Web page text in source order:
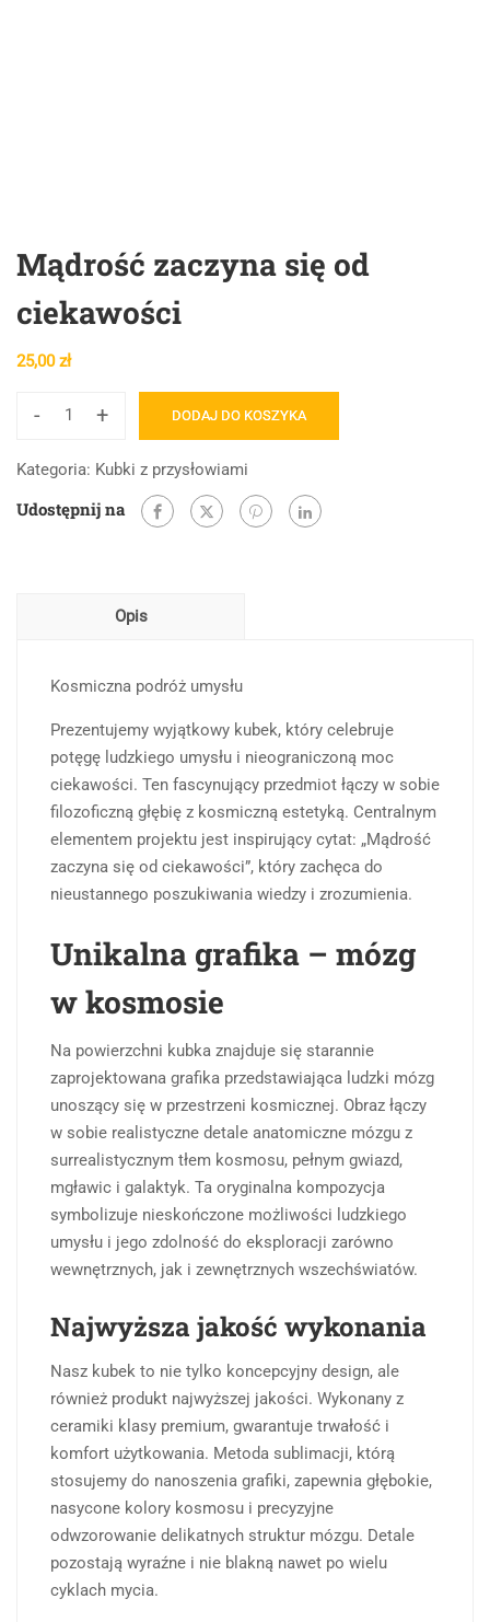
Mądrość zaczyna się od
ciekawości
25,00zł
-
ilość
się
+ DODAJ DO KOSZYKA
Kategoria: Kubki z przysłowiami
Udostępnij na
Opis
Kosmiczna podróż umysłu
Prezentujemy wyjątkowy kubek, który celebruje
potęgę ludzkiego umysłu i nieograniczoną moc
ciekawości. Ten fascynujący przedmiot łączy w sobie
filozoficzną głębię z kosmiczną estetyką. Centralnym
elementem projektu jest inspirujący cytat: „Mądrość
zaczyna się od ciekawości”, który zachęca do
nieustannego poszukiwania wiedzy i zrozumienia.
Unikalna grafika – mózg
w kosmosie
Na powierzchni kubka znajduje się starannie
zaprojektowana grafika przedstawiająca ludzki mózg
unoszący się w przestrzeni kosmicznej. Obraz łączy
w sobie realistyczne detale anatomiczne mózgu z
surrealistycznym tłem kosmosu, pełnym gwiazd,
mgławic i galaktyk. Ta oryginalna kompozycja
symbolizuje nieskończone możliwości ludzkiego
umysłu i jego zdolność do eksploracji zarówno
wewnętrznych, jak i zewnętrznych wszechświatów.
Najwyższa jakość wykonania
Nasz kubek to nie tylko koncepcyjny design, ale
również produkt najwyższej jakości. Wykonany z
ceramiki klasy premium, gwarantuje trwałość i
komfort użytkowania. Metoda sublimacji, którą
stosujemy do nanoszenia grafiki, zapewnia głębokie,
nasycone kolory kosmosu i precyzyjne
odwzorowanie delikatnych struktur mózgu. Detale
pozostają wyraźne i nie blakną nawet po wielu
cyklach mycia.